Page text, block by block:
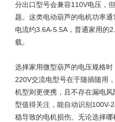
分出口型号会兼容110V电压，
题。这类电动葫芦的电机功率
电流约3.6A-5.5A，普通家用的
载。
选择家用微型葫芦的电压规格时
220V交流电型号在于随插随用
机型则更便携，且不存在漏电
型值得关注，能自动识别100V-
稳导致的电机损伤。无论选择